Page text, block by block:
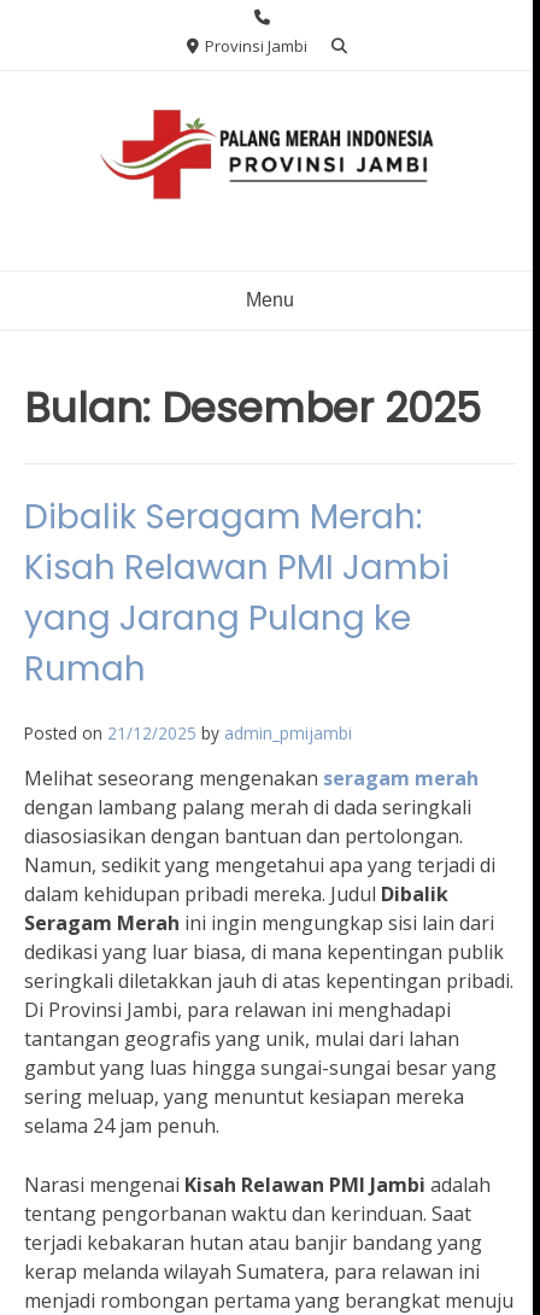
Provinsi Jambi
Menu
Bulan: Desember 2025
Dibalik Seragam Merah:
Kisah Relawan PMI Jambi
yang Jarang Pulang ke
Rumah
Posted on 21/12/2025 by admin_pmijambi
Melihat seseorang mengenakan seragam merah
dengan lambang palang merah di dada seringkali
diasosiasikan dengan bantuan dan pertolongan.
Namun, sedikit yang mengetahui apa yang terjadi di
dalam kehidupan pribadi mereka. Judul Dibalik
Seragam Merah ini ingin mengungkap sisi lain dari
dedikasi yang luar biasa, di mana kepentingan publik
seringkali diletakkan jauh di atas kepentingan pribadi.
Di Provinsi Jambi, para relawan ini menghadapi
tantangan geografis yang unik, mulai dari lahan
gambut yang luas hingga sungai-sungai besar yang
sering meluap, yang menuntut kesiapan mereka
selama 24 jam penuh.
Narasi mengenai Kisah Relawan PMI Jambi adalah
tentang pengorbanan waktu dan kerinduan. Saat
terjadi kebakaran hutan atau banjir bandang yang
kerap melanda wilayah Sumatera, para relawan ini
menjadi rombongan pertama yang berangkat menuju